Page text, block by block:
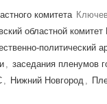
комитета
областной
политический
, заседания пленумов
, Нижний Новгород ,